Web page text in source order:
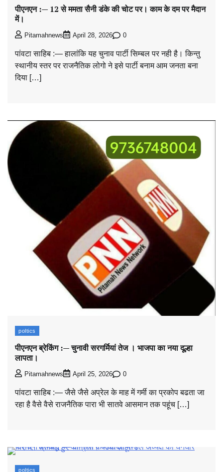
पीएनएन :— 12 से ममता सैनी डंके की चोट पर। काम के दम पर मैदान
में।
Pitamahnews April 28, 2026 0
पांवटा साहिब :— हालांकि यह चुनाव पार्टी सिम्बल पर नही है। किन्तु
स्थानीय स्तर पर राजनैतिक लोगो ने इसे पार्टी बनाम आम जनता बना
दिया […]
poltics
पीएनएन ब्रेकिंग :— चुनावी सरगर्मियां तेज । भाजपा का नया दूल्हा
लापता।
Pitamahnews April 25, 2026 0
पांवटा साहिब :— जैसे जैसे अप्रेल के माह में गर्मी का प्रकोप बढता जा
रहा है वैसे वैसे राजनैतिक पारा भी सातवे आसमान तक पहूंच […]
poltics